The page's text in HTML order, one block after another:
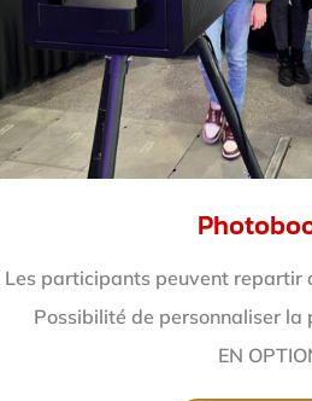
Les participants peuvent repartir
Possibilité de personnaliser la
EN